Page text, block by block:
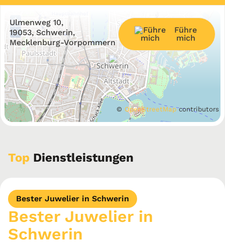
+
−
© OpenStreetMapcontributors
Ulmenweg 10,
19053, Schwerin,
Mecklenburg-Vorpommern
Führe
mich
Top Dienstleistungen
Bester Juwelier in Schwerin
Bester Juwelier in
Schwerin